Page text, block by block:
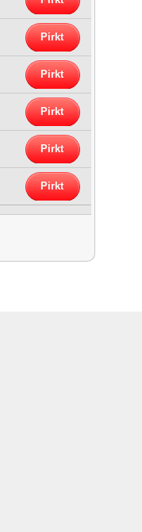
Pirkt
Pirkt
Pirkt
Pirkt
Pirkt